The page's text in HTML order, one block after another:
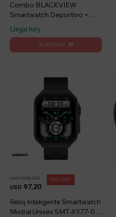
Combo BLACKVIEW
Smartwatch Deportivo +
Auriculares
Llega hoy
USD 97,20
USD108,00 10
Reloj Inteligente Smartwatch
Mistral Unisex SMT-XY77-01